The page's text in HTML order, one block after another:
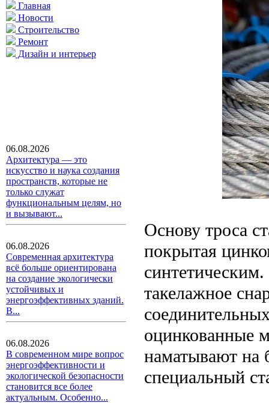
Главная
Новости
Строительство
Ремонт
Дизайн и интерьер
06.08.2026
Архитектура — это
искусство и наука создания
пространств, которые не
только служат
функциональным целям, но
и вызывают...
06.08.2026
Современная архитектура
всё больше ориентирована
на создание экологически
устойчивых и
энергоэффективных зданий.
В...
06.08.2026
В современном мире вопрос
энергоэффективности и
экологической безопасности
становится все более
актуальным. Особенно...
Основу троса
покрытая
такелажное
оцинкованные
наматывают на
специальный